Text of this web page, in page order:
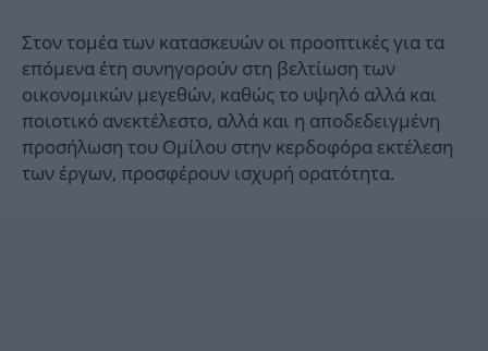
Στον τομέα των κατασκευών οι προοπτικές για τα
επόμενα έτη συνηγορούν στη βελτίωση των
οικονομικών μεγεθών, καθώς το υψηλό αλλά και
ποιοτικό ανεκτέλεστο, αλλά και η αποδεδειγμένη
προσήλωση του Ομίλου στην κερδοφόρα εκτέλεση
των έργων, προσφέρουν ισχυρή ορατότητα.